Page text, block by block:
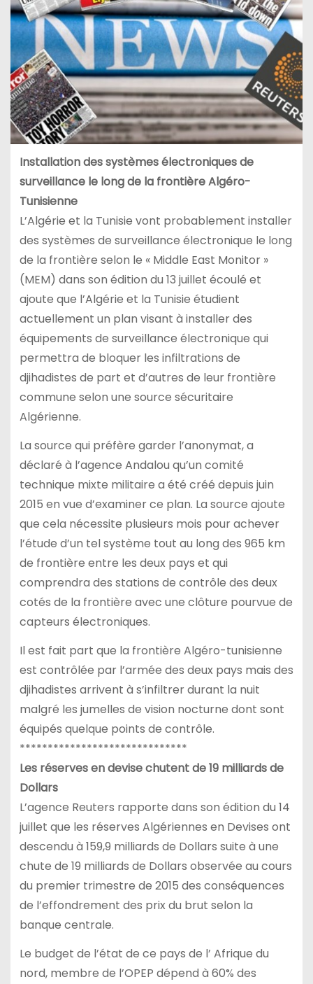
Installation des systèmes électroniques de
surveillance le long de la frontière Algéro-
Tunisienne
L’Algérie et la Tunisie vont probablement installer
des systèmes de surveillance électronique le long
de la frontière selon le « Middle East Monitor »
(MEM) dans son édition du 13 juillet écoulé et
ajoute que l’Algérie et la Tunisie étudient
actuellement un plan visant à installer des
équipements de surveillance électronique qui
permettra de bloquer les infiltrations de
djihadistes de part et d’autres de leur frontière
commune selon une source sécuritaire
Algérienne.
La source qui préfère garder l’anonymat, a
déclaré à l’agence Andalou qu’un comité
technique mixte militaire a été créé depuis juin
2015 en vue d’examiner ce plan. La source ajoute
que cela nécessite plusieurs mois pour achever
l’étude d’un tel système tout au long des 965 km
de frontière entre les deux pays et qui
comprendra des stations de contrôle des deux
cotés de la frontière avec une clôture pourvue de
capteurs électroniques.
Il est fait part que la frontière Algéro-tunisienne
est contrôlée par l’armée des deux pays mais des
djihadistes arrivent à s’infiltrer durant la nuit
malgré les jumelles de vision nocturne dont sont
équipés quelque points de contrôle.
******************************
Les réserves en devise chutent de 19 milliards de
Dollars
L’agence Reuters rapporte dans son édition du 14
juillet que les réserves Algériennes en Devises ont
descendu à 159,9 milliards de Dollars suite à une
chute de 19 milliards de Dollars observée au cours
du premier trimestre de 2015 des conséquences
de l’effondrement des prix du brut selon la
banque centrale.
Le budget de l’état de ce pays de l’ Afrique du
nord, membre de l’OPEP dépend à 60% des